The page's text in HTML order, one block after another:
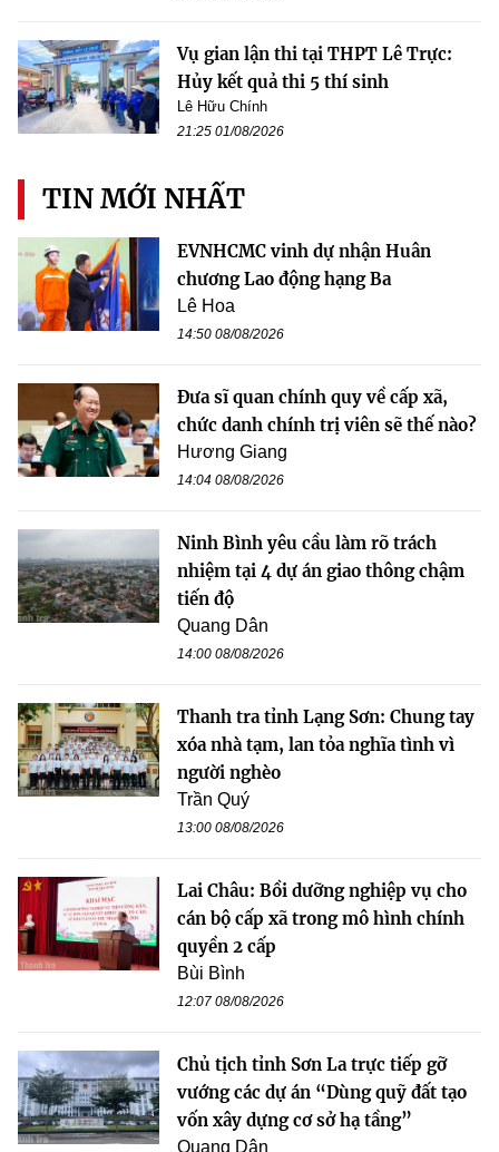
Vụ gian lận thi tại THPT Lê Trực:
Hủy kết quả thi 5 thí sinh
Lê Hữu Chính
21:25 01/08/2026
TIN MỚI NHẤT
EVNHCMC vinh dự nhận Huân
chương Lao động hạng Ba
Lê Hoa
14:50 08/08/2026
Đưa sĩ quan chính quy về cấp xã,
chức danh chính trị viên sẽ thế nào?
Hương Giang
14:04 08/08/2026
Ninh Bình yêu cầu làm rõ trách
nhiệm tại 4 dự án giao thông chậm
tiến độ
Quang Dân
14:00 08/08/2026
Thanh tra tỉnh Lạng Sơn: Chung tay
xóa nhà tạm, lan tỏa nghĩa tình vì
người nghèo
Trần Quý
13:00 08/08/2026
Lai Châu: Bồi dưỡng nghiệp vụ cho
cán bộ cấp xã trong mô hình chính
quyền 2 cấp
Bùi Bình
12:07 08/08/2026
Chủ tịch tỉnh Sơn La trực tiếp gỡ
vướng các dự án “Dùng quỹ đất tạo
vốn xây dựng cơ sở hạ tầng”
Quang Dân